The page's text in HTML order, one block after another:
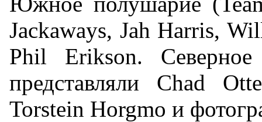
Jackaways, Jah Harris,
Phil Erikson.
представляли Chad
Torstein Horgmo и